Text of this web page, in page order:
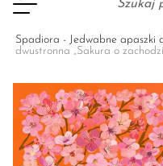
Spadiora - Jedwabne apaszki
dwustronna „Sakura o